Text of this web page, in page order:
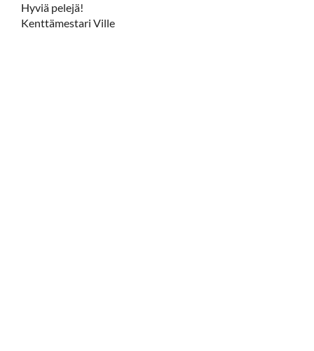
Hyviä pelejä!
Kenttämestari Ville